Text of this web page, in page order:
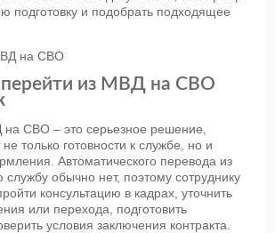
подготовку и подобрать подходящее
перейти из МВД на СВО
СВО – это серьезное решение,
только готовности к службе, но и
Автоматического перевода из
обычно нет, поэтому сотруднику
консультацию в кадрах, уточнить
или перехода, подготовить
условия заключения контракта.